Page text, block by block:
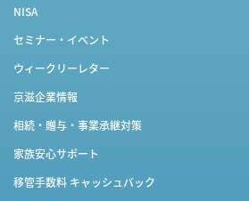
NISA
セミナー・イベント
ウィークリーレター
京滋企業情報
相続・贈与・事業承継対策
家族安心サポート
移管手数料 キャッシュバック